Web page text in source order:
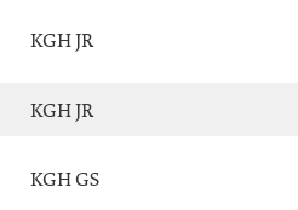
KGH JR
KGH JR
KGH GS